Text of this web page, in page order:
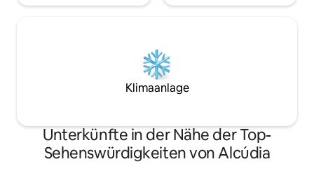
Klimaanlage
Unterkünfte in der Nähe der Top-
Sehenswürdigkeiten von Alcúdia